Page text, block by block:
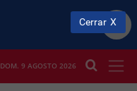
DOM. 9 AGOSTO 2026
Cerrar